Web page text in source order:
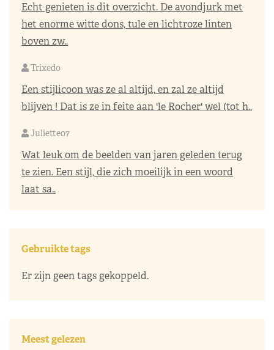
Echt genieten is dit overzicht. De avondjurk met
het enorme witte dons, tule en lichtroze linten
boven zw..
Trixedo
Een stijlicoon was ze al altijd, en zal ze altijd
blijven ! Dat is ze in feite aan 'le Rocher' wel (tot h..
Juliette07
Wat leuk om de beelden van jaren geleden terug
te zien. Een stijl, die zich moeilijk in een woord
laat sa..
Gebruikte tags
Er zijn geen tags gekoppeld.
Meest gelezen